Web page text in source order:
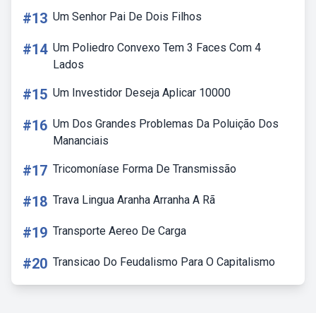
#13 Um Senhor Pai De Dois Filhos
#14 Um Poliedro Convexo Tem 3 Faces Com 4
Lados
#15 Um Investidor Deseja Aplicar 10000
#16 Um Dos Grandes Problemas Da Poluição Dos
Mananciais
#17 Tricomoníase Forma De Transmissão
#18 Trava Lingua Aranha Arranha A Rã
#19 Transporte Aereo De Carga
#20 Transicao Do Feudalismo Para O Capitalismo